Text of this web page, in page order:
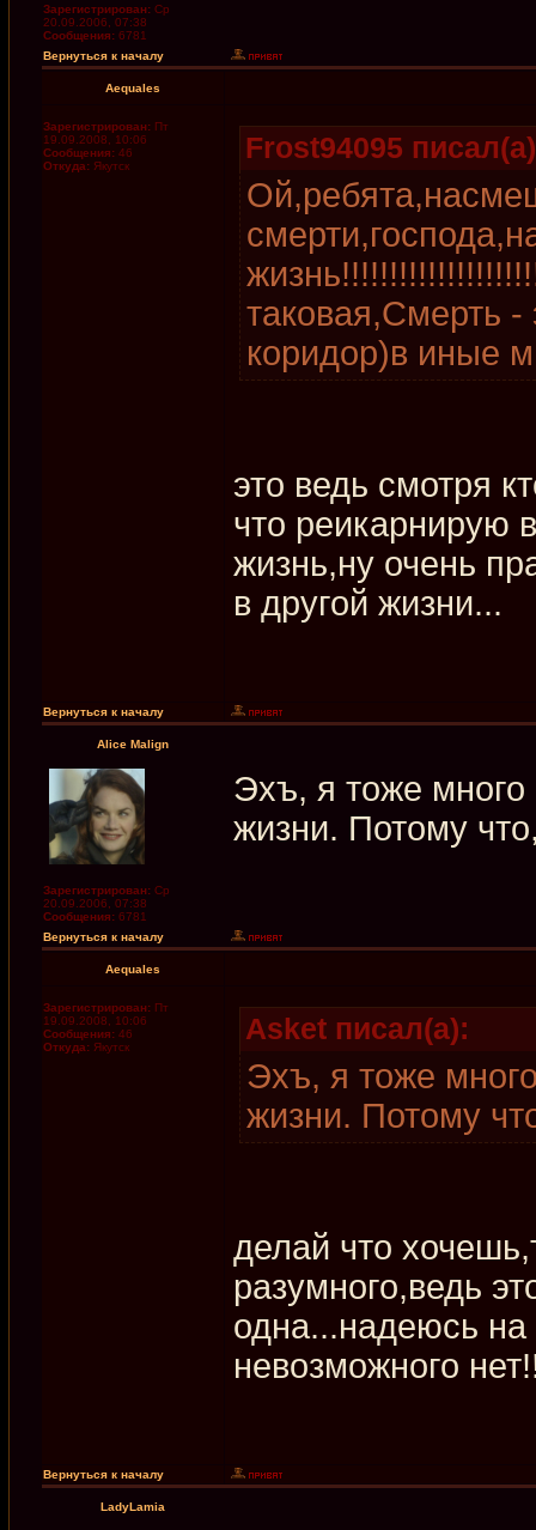
Зарегистрирован: Ср
20.09.2006, 07:38
Сообщения: 6781
Вернуться к началу
Aequales
Зарегистрирован: Пт
19.09.2008, 10:06
Сообщения: 46
Откуда: Якутск
Frost94095
таковая,Смерть -
коридор)в иные
это ведь смотря
что реикарнирую
жизнь,ну очень
в другой жизни...
Вернуться к началу
Alice Malign
Зарегистрирован: Ср
20.09.2006, 07:38
Сообщения: 6781
Эхъ, я тоже много
жизни. Потому
Вернуться к началу
Aequales
Зарегистрирован: Пт
19.09.2008, 10:06
Сообщения: 46
Откуда: Якутск
Asket писал(а):
Эхъ, я тоже
жизни. Потому
делай что
разумного,ведь
одна...надеюсь на
невозможного
Вернуться к началу
LadyLamia